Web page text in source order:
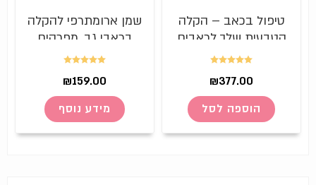
טיפול בכאב – הקלה
הטבעית שלך לכאבים
מסוגים שונים!
מתוך 5
₪377.00
הוספה לסל
שמן ארומתרפי להקלה
בכאבי גב, מפרקים
ושרירים – Painol
מתוך 5
₪159.00
מידע נוסף